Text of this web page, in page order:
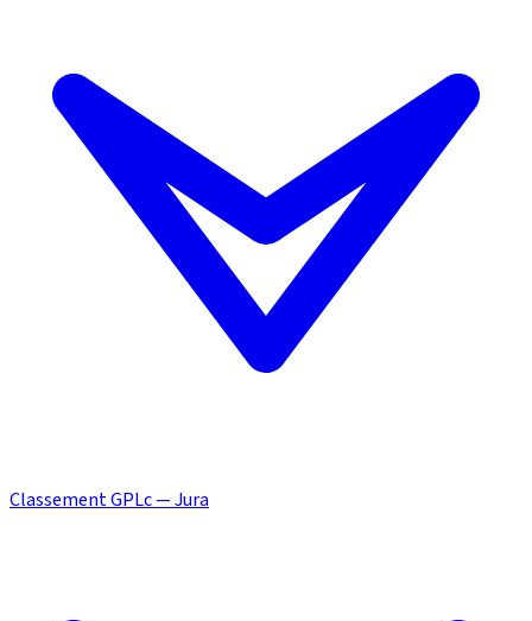
Classement GPLc — Jura